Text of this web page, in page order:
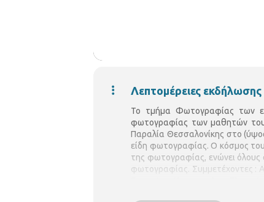
Λεπτομέρειες εκδήλωσης
Το τμήμα Φωτογραφίας των
φωτογραφίας των μαθητών
Παραλία Θεσσαλονίκης στο
είδη φωτογραφίας. Ο κόσμος του
της φωτογραφίας, ενώνει όλους
φωτογραφίας.
Συμμετέχοντες :